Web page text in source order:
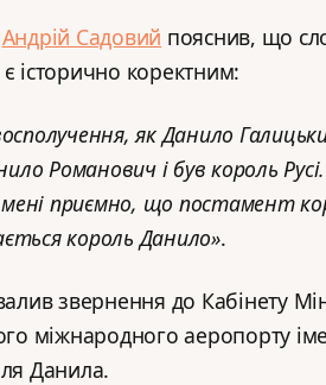
Андрій Садовий пояснив, що
історично коректним:
як Данило
Романович і був король
мені приємно, що постамент
король Данило».
звернення до Кабінету
міжнародного аеропорту
Данила.